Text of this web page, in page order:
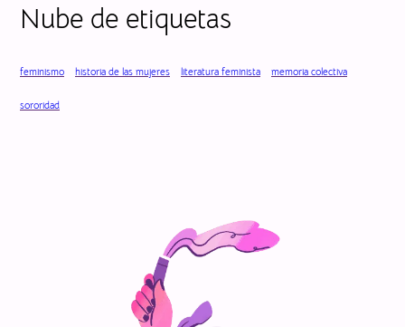
Nube de etiquetas
feminismo historia de las mujeres literatura feminista memoria colectiva
sororidad